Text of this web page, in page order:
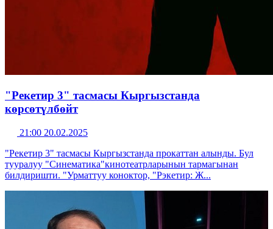
"Рекетир 3" тасмасы Кыргызстанда
көрсөтүлбөйт
21:00 20.02.2025
"Рекетир 3" тасмасы Кыргызстанда прокаттан алынды. Бул
тууралуу "Синематика"кинотеатрларынын тармагынан
билдиришти. "Урматтуу коноктор, "Рэкетир: Ж...